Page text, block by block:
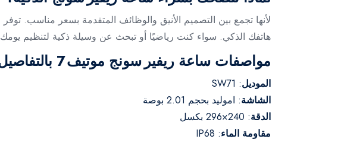
لأنها تجمع بين التصميم الأنيق والوظائف المتقدمة بسعر مناسب.
هاتفك الذكي. سواء كنت رياضيًا أو تبحث عن وسيلة ذكية لتنظيم
مواصفات ساعة ريفير سونج موتيف 7 بالتفاصيل
الموديل: SW71
الشاشة: اموليد بحجم 2.01 بوصة
الدقة: 240×296 بكسل
مقاومة الماء: IP68